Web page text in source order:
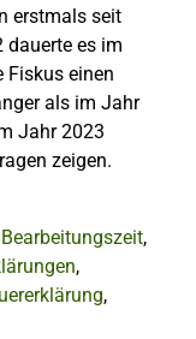
erstmals seit
dauerte es im
Fiskus einen
als im Jahr
Jahr 2023
zeigen.
Bearbeitungszeit,
,
,